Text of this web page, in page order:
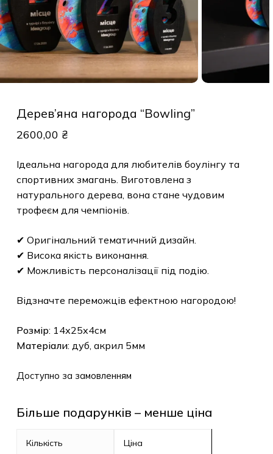
Дерев’яна нагорода “Bowling”
2600,00 ₴
Ідеальна нагорода для любителів боулінгу та
спортивних змагань. Виготовлена з
натурального дерева, вона стане чудовим
трофеєм для чемпіонів.
✔ Оригінальний тематичний дизайн.
✔ Висока якість виконання.
✔ Можливість персоналізації під подію.
Відзначте переможців ефектною нагородою!
Розмір: 14х25х4см
Матеріали: дуб, акрил 5мм
Доступно за замовленням
Більше подарунків – менше ціна
Кількість Ціна